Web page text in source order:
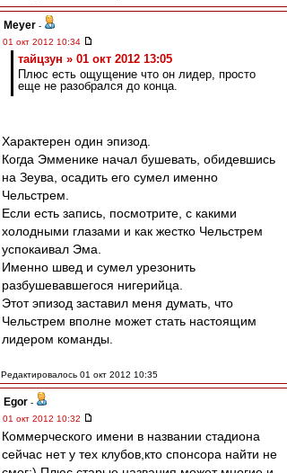
Meyer -
01 окт 2012 10:34
тайцзун » 01 окт 2012 13:05
Плюс есть ощущение что он лидер, просто
еще не разобрался до конца.
Характерен один эпизод.
Когда Эмменике начал бушевать, обидевшись
на Зеува, осадить его сумел именно
Чельстрем.
Если есть запись, посмотрите, с какими
холодными глазами и как жестко Чельстрем
успокаивал Эма.
Именно швед и сумел урезонить
разбушевавшегося нигерийца.
Этот эпизод заставил меня думать, что
Чельстрем вполне может стать настоящим
лидером команды.
Редактировалось 01 окт 2012 10:35
Egor -
01 окт 2012 10:32
Коммерческого имени в названии стадиона
сейчас нет у тех клубов,кто спонсора найти не